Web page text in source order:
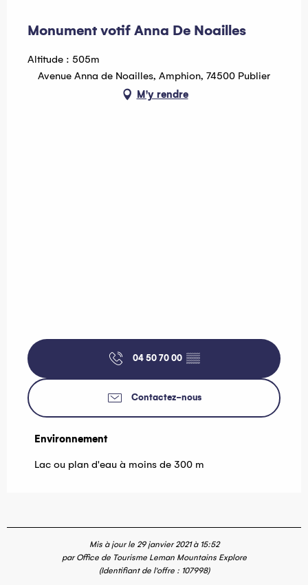
Monument votif Anna De Noailles
Altitude : 505m
Avenue Anna de Noailles, Amphion, 74500 Publier
M'y rendre
04 50 70 00 ▒▒
Contactez-nous
Environnement
Environnement
Lac ou plan d'eau à moins de 300 m
Mis à jour le 29 janvier 2021 à 15:52
par Office de Tourisme Leman Mountains Explore
(Identifiant de l'offre : 107998)